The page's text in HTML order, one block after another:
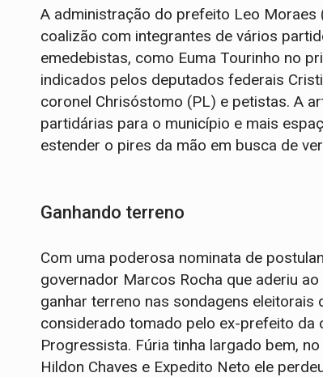
A administração do prefeito Leo
coalizão com integrantes de vários
emedebistas, como Euma Tourinho no
indicados pelos deputados federais
coronel Chrisóstomo (PL) e petistas. A
partidárias para o município e mais
estender o pires da mão em busca de
Ganhando terreno
Com uma poderosa nominata de
governador Marcos Rocha que aderiu
ganhar terreno nas sondagens
considerado tomado pelo ex-prefeito da
Progressista. Fúria tinha largado bem,
Hildon Chaves e Expedito Neto ele